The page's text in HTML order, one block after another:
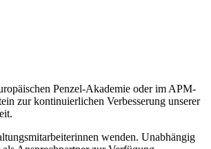
Penzel-Akademie oder im APM-
zur kontinuierlichen Verbesserung unserer
wenden. Unabhängig